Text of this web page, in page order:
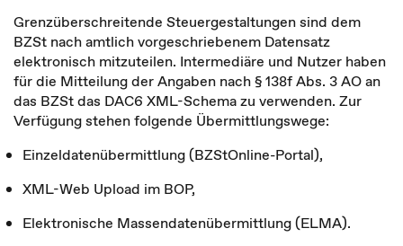
Grenzüberschreitende Steuergestaltungen sind dem
BZSt nach amtlich vorgeschriebenem Datensatz
elektronisch mitzuteilen. Intermediäre und Nutzer haben
für die Mitteilung der Angaben nach § 138f Abs. 3 AO an
das BZSt das DAC6 XML-Schema zu verwenden. Zur
Verfügung stehen folgende Übermittlungswege:
Einzeldatenübermittlung (BZStOnline-Portal),
XML-Web Upload im BOP,
Elektronische Massendatenübermittlung (ELMA).